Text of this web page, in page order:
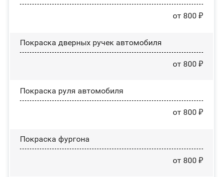
от 800 ₽
Покраска дверных ручек автомобиля
от 800 ₽
Покраска руля автомобиля
от 800 ₽
Покраска фургона
от 800 ₽